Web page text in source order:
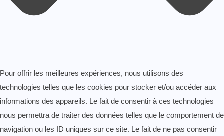
Pour offrir les meilleures expériences, nous utilisons des
technologies telles que les cookies pour stocker et/ou accéder aux
informations des appareils. Le fait de consentir à ces technologies
nous permettra de traiter des données telles que le comportement de
navigation ou les ID uniques sur ce site. Le fait de ne pas consentir